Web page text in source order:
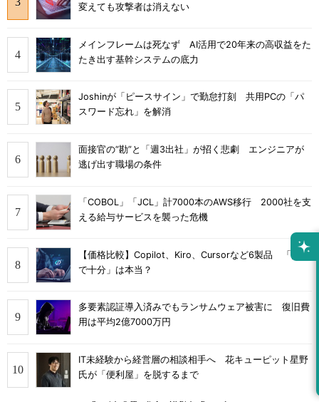
変えても攻撃者は消えない
メインフレームは死なず AI活用で20年来の高収益をた
たき出す基幹システムの底力
Joshinが「ピースサイン」で勤怠打刻 共用PCの「パ
スワード忘れ」を解消
面接官の“勘”と「週3出社」が招く悲劇 エンジニアが
逃げ出す職場の条件
「COBOL」「JCL」計7000本のAWS移行 2000社を支
える給与サービスを襲った危機
【価格比較】Copilot、Kiro、Cursorなど6製品 「無料
で十分」は本当？
多要素認証導入済みでもランサムウェア被害に 復旧費
用は平均2億7000万円
IT未経験から経営層の相談相手へ 花キューピット星野
氏が「便利屋」を脱するまで